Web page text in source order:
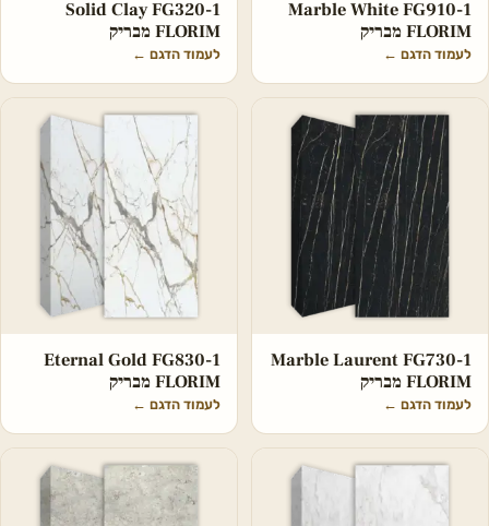
Marble White FG910-1
FLORIM מבריק
לעמוד הדגם ←
‏‏Solid Clay FG320-1
FLORIM מבריק
לעמוד הדגם ←
Marble Laurent FG730-1
FLORIM מבריק
לעמוד הדגם ←
Eternal Gold FG830-1
FLORIM מבריק
לעמוד הדגם ←